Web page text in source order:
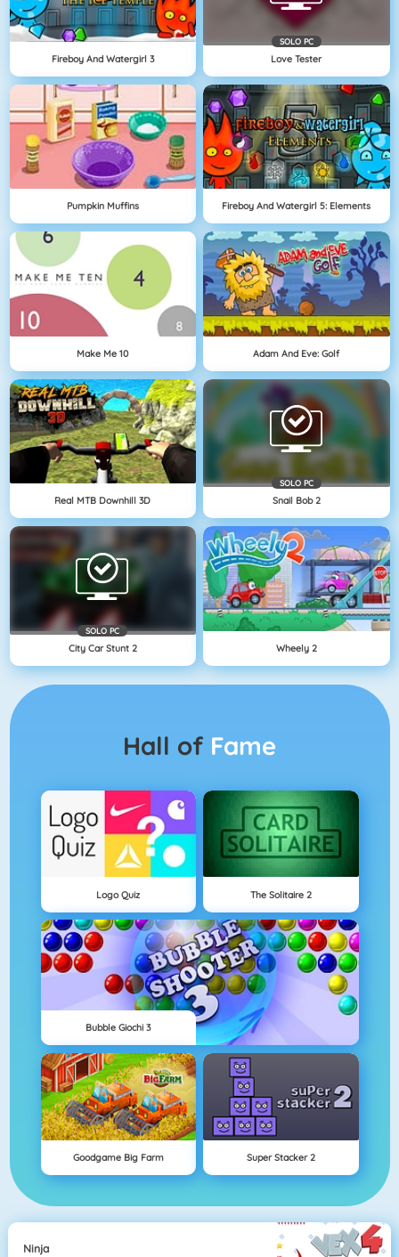
Fireboy And Watergirl 3
SOLO PC
Love Tester
Pumpkin Muffins Fireboy And Watergirl 5: Elements
Make Me 10 Adam And Eve: Golf
Real MTB Downhill 3D
SOLO PC
Snail Bob 2
SOLO PC
City Car Stunt 2 Wheely 2
Hall of Fame
Logo Quiz The Solitaire 2
Bubble Giochi 3
Goodgame Big Farm Super Stacker 2
Ninja